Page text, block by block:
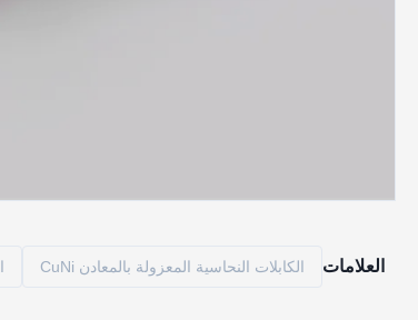
العلامات الكابلات النحاسية المعزولة بالمعادن CuNi